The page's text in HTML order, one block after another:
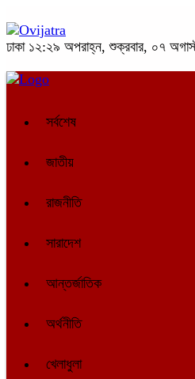
ঢাকা ১২:২৯ অপরাহ্ন, শুক্রবার, ০৭
সর্বশেষ
জাতীয়
রাজনীতি
সারাদেশ
আন্তর্জাতিক
অর্থনীতি
খেলাধুলা